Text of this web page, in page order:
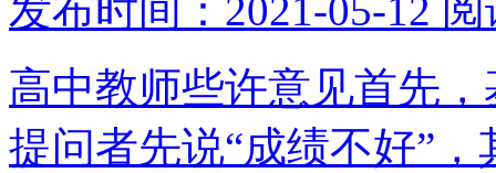
发布时间：2021-05-12 阅
高中教师些许意见首先
提问者先说“成绩不好”